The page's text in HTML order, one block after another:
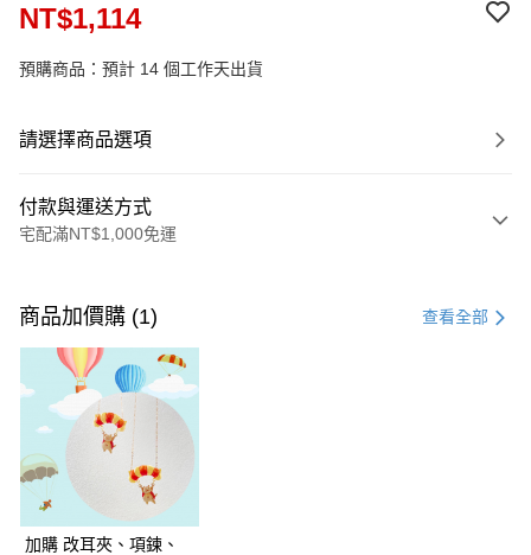
NT$1,114
預購商品：預計 14 個工作天出貨
請選擇商品選項
付款與運送方式
宅配滿NT$1,000免運
信用卡一次付款
LINE Pay
Apple Pay
Google Pay
全盈+PAY
商品加價購 (1) 查看全部
加購 改耳夾、項鍊、